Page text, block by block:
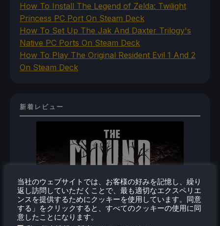
How To Install The Legend of Zelda: Twilight
Princess PC Port On Steam Deck
How To Set Up The Jak And Daxter Trilogy's
Native PC Ports On Steam Deck
How To Play The Original Resident Evil 1 And 2
On Steam Deck
新着レビュー
当社のウェブサイトでは、お客様の好みを記憶し、繰り
返し訪問していただくことで、最も適切なエクスペリエ
ンスを提供するためにクッキーを使用しています。同意
する」をクリックすると、すべてのクッキーの使用に同
意したことになります。